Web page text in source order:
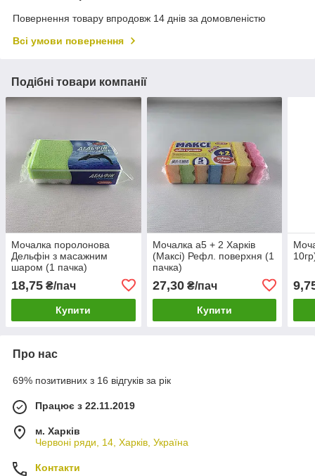
Повернення товару впродовж 14 днів за домовленістю
Всі умови повернення
Подібні товари компанії
Мочалка поролонова
Дельфін з масажним
шаром (1 пачка)
18,75 ₴/пач
Купити
Mочалка а5 + 2 Харків
(Максі) Рефл. поверхня (1
пачка)
27,30₴/пач
Купити
Про нас
69% позитивних з 16 відгуків за рік
Працює з 22.11.2019
м. Харків
Червоні ряди, 14, Харків, Україна
Контакти